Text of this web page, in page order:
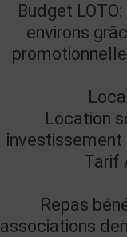
Budget
environs
Location
investissement
Tarif
Repas
associations